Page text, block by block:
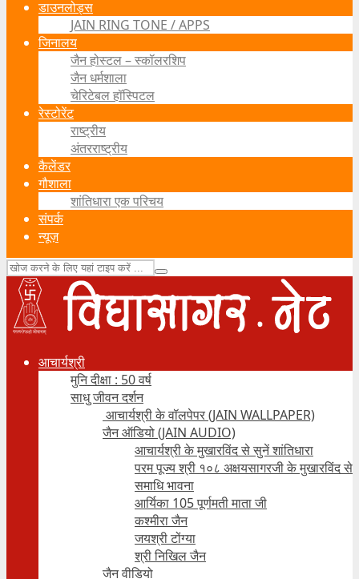
डाउनलोड्स
JAIN RING TONE / APPS
जिनालय
जैन होस्टल – स्कॉलरशिप
जैन धर्मशाला
चेरिटेबल हॉस्पिटल
रेस्टोरेंट
राष्ट्रीय
अंतरराष्ट्रीय
कैलेंडर
गौशाला
शांतिधारा एक परिचय
संपर्क
न्यूज़
आचार्यश्री
मुनि दीक्षा : 50 वर्ष
साधु जीवन दर्शन
आचार्यश्री के वॉलपेपर (JAIN WALLPAPER)
जैन ऑडियो (JAIN AUDIO)
आचार्यश्री के मुखारविंद से सुनें शांतिधारा
परम पूज्य श्री १०८ अक्षयसागरजी के मुखारविंद से
समाधि भावना
आर्यिका 105 पूर्णमती माता जी
कश्मीरा जैन
जयश्री टोंग्या
श्री निखिल जैन
जैन वीडियो